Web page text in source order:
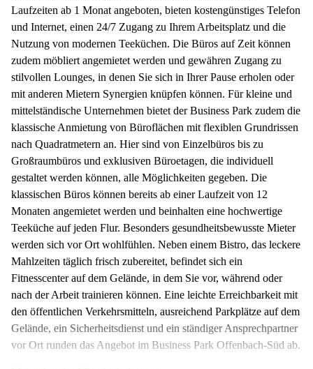
Laufzeiten ab 1 Monat angeboten, bieten kostengünstiges Telefon
und Internet, einen 24/7 Zugang zu Ihrem Arbeitsplatz und die
Nutzung von modernen Teeküchen. Die Büros auf Zeit können
zudem möbliert angemietet werden und gewähren Zugang zu
stilvollen Lounges, in denen Sie sich in Ihrer Pause erholen oder
mit anderen Mietern Synergien knüpfen können. Für kleine und
mittelständische Unternehmen bietet der Business Park zudem die
klassische Anmietung von Büroflächen mit flexiblen Grundrissen
nach Quadratmetern an. Hier sind von Einzelbüros bis zu
Großraumbüros und exklusiven Büroetagen, die individuell
gestaltet werden können, alle Möglichkeiten gegeben. Die
klassischen Büros können bereits ab einer Laufzeit von 12
Monaten angemietet werden und beinhalten eine hochwertige
Teeküche auf jeden Flur. Besonders gesundheitsbewusste Mieter
werden sich vor Ort wohlfühlen. Neben einem Bistro, das leckere
Mahlzeiten täglich frisch zubereitet, befindet sich ein
Fitnesscenter auf dem Gelände, in dem Sie vor, während oder
nach der Arbeit trainieren können. Eine leichte Erreichbarkeit mit
den öffentlichen Verkehrsmitteln, ausreichend Parkplätze auf dem
Gelände, ein Sicherheitsdienst und ein ständiger Ansprechpartner
vor Ort runden das Angebot im Business Park Offenbach-Süd ab.